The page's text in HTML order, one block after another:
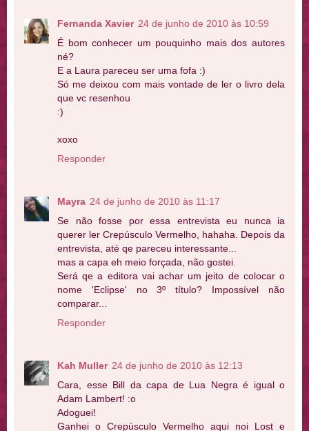
Fernanda Xavier 24 de junho de 2010 às 10:59
É bom conhecer um pouquinho mais dos autores
né?
E a Laura pareceu ser uma fofa :)
Só me deixou com mais vontade de ler o livro dela
que vc resenhou
:)
xoxo
Responder
Mayra 24 de junho de 2010 às 11:17
Se não fosse por essa entrevista eu nunca ia
querer ler Crepúsculo Vermelho, hahaha. Depois da
entrevista, até qe pareceu interessante...
mas a capa eh meio forçada, não gostei.
Será qe a editora vai achar um jeito de colocar o
nome 'Eclipse' no 3º título? Impossível não
comparar...
Responder
Kah Muller 24 de junho de 2010 às 12:13
Cara, esse Bill da capa de Lua Negra é igual o
Adam Lambert! :o
Adoguei!
Ganhei o Crepúsculo Vermelho aqui noi Lost e